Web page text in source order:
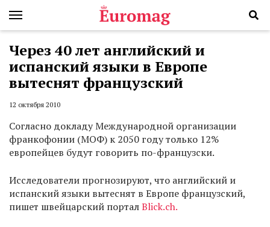
Через 40 лет английский и
испанский языки в Европе
вытеснят французский
12 октября 2010
Согласно докладу Международной организации
франкофонии (МОФ) к 2050 году только 12%
европейцев будут говорить по-французски.
Исследователи прогнозируют, что английский и
испанский языки вытеснят в Европе французский,
пишет швейцарский порталBlick.ch.